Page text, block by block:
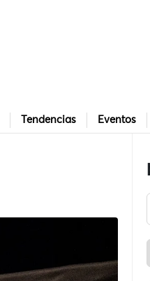
Tendencias Eventos